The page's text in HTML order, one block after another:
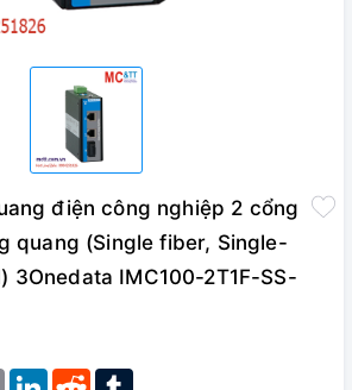
điện công nghiệp 2 cổng
quang (Single fiber, Single-
3Onedata IMC100-2T1F-SS-
Email LinkedInReddit